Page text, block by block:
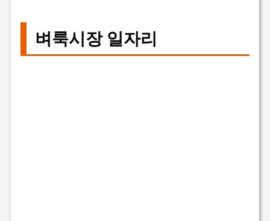
벼룩시장 일자리